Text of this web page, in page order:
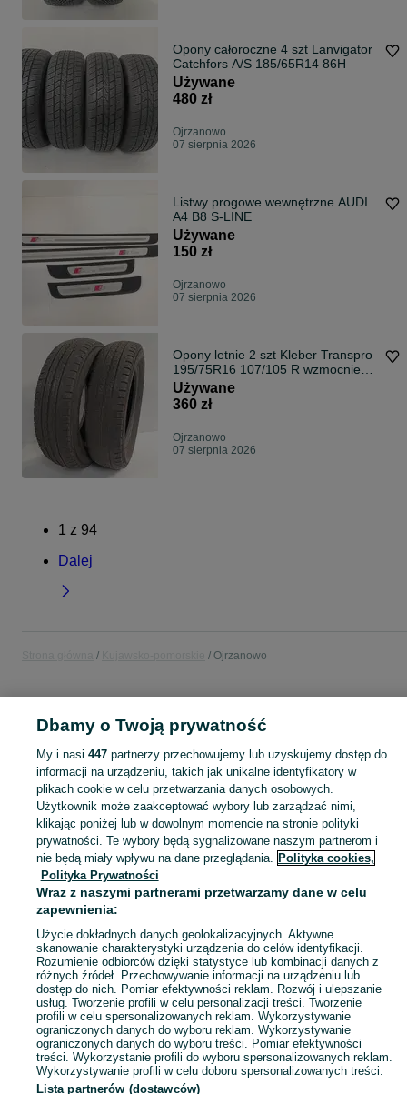
Opony całoroczne 4 szt Lanvigator
Catchfors A/S 185/65R14 86H
Używane
480 zł
Ojrzanowo
07 sierpnia 2026
Listwy progowe wewnętrzne AUDI
A4 B8 S-LINE
Używane
150 zł
Ojrzanowo
07 sierpnia 2026
Opony letnie 2 szt Kleber Transpro
195/75R16 107/105 R wzmocnienie
(C)
Używane
360 zł
Ojrzanowo
07 sierpnia 2026
1 z 94
Dalej
Ojrzanowo
smartfon
Skorzystaj z największego serwisu ogłoszeniowego - Ojrzanowo i okolice! Kupuj to, czego pragniesz i sprzedawaj to, czego już nie potrzebujesz! Zobacz
Mapa kategorii
Mapa miejscowości
Mapa ministron
Popularne wyszukiwania
Dbamy o Twoją prywatność
My i nasi 447partnerzy przechowujemy lub uzyskujemy dostęp do
informacji na urządzeniu, takich jak unikalne identyfikatory w
plikach cookie w celu przetwarzania danych osobowych.
Użytkownik może zaakceptować wybory lub zarządzać nimi,
klikając poniżej lub w dowolnym momencie na stronie polityki
prywatności. Te wybory będą sygnalizowane naszym partnerom i
nie będą miały wpływu na dane przeglądania. Polityka cookies,
Polityka Prywatności
Wraz z naszymi partnerami przetwarzamy dane w celu
zapewnienia:
Użycie dokładnych danych geolokalizacyjnych. Aktywne
skanowanie charakterystyki urządzenia do celów identyfikacji.
Rozumienie odbiorców dzięki statystyce lub kombinacji danych z
różnych źródeł. Przechowywanie informacji na urządzeniu lub
dostęp do nich. Pomiar efektywności reklam. Rozwój i ulepszanie
usług. Tworzenie profili w celu personalizacji treści. Tworzenie
profili w celu spersonalizowanych reklam. Wykorzystywanie
ograniczonych danych do wyboru reklam. Wykorzystywanie
ograniczonych danych do wyboru treści. Pomiar efektywności
treści. Wykorzystanie profili do wyboru spersonalizowanych reklam.
Wykorzystywanie profili w celu doboru spersonalizowanych treści.
Lista partnerów (dostawców)